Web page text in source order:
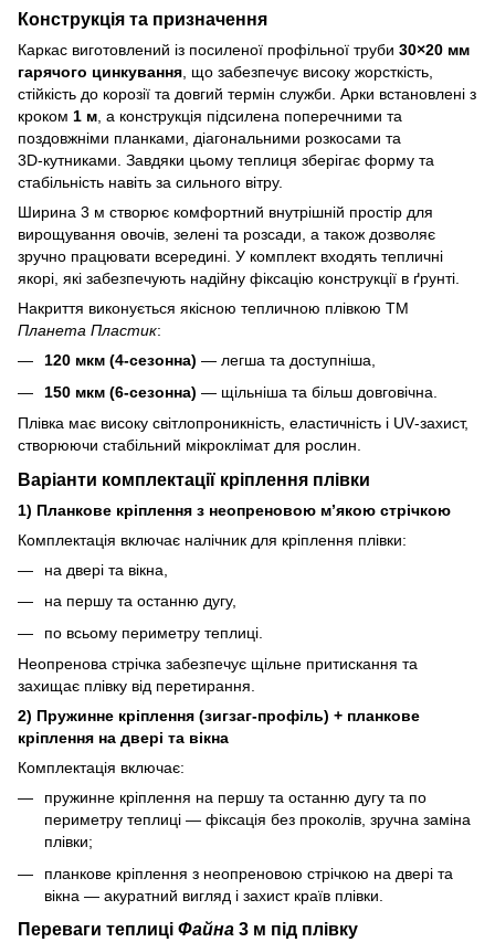
Конструкція та призначення
Каркас виготовлений із посиленої профільної труби 30×20 мм
гарячого цинкування, що забезпечує високу жорсткість,
стійкість до корозії та довгий термін служби. Арки встановлені з
кроком 1 м, а конструкція підсилена поперечними та
поздовжніми планками, діагональними розкосами та
3D‑кутниками. Завдяки цьому теплиця зберігає форму та
стабільність навіть за сильного вітру.
Ширина 3 м створює комфортний внутрішній простір для
вирощування овочів, зелені та розсади, а також дозволяє
зручно працювати всередині. У комплект входять тепличні
якорі, які забезпечують надійну фіксацію конструкції в ґрунті.
Накриття виконується якісною тепличною плівкою ТМ
Планета Пластик:
120 мкм (4‑сезонна) — легша та доступніша,
150 мкм (6‑сезонна) — щільніша та більш довговічна.
Плівка має високу світлопроникність, еластичність і UV‑захист,
створюючи стабільний мікроклімат для рослин.
Варіанти комплектації кріплення плівки
1) Планкове кріплення з неопреновою м’якою стрічкою
Комплектація включає налічник для кріплення плівки:
на двері та вікна,
на першу та останню дугу,
по всьому периметру теплиці.
Неопренова стрічка забезпечує щільне притискання та
захищає плівку від перетирання.
2) Пружинне кріплення (зигзаг‑профіль) + планкове
кріплення на двері та вікна
Комплектація включає:
пружинне кріплення на першу та останню дугу та по
периметру теплиці — фіксація без проколів, зручна заміна
плівки;
планкове кріплення з неопреновою стрічкою на двері та
вікна — акуратний вигляд і захист країв плівки.
Переваги теплиці Файна 3 м під плівку